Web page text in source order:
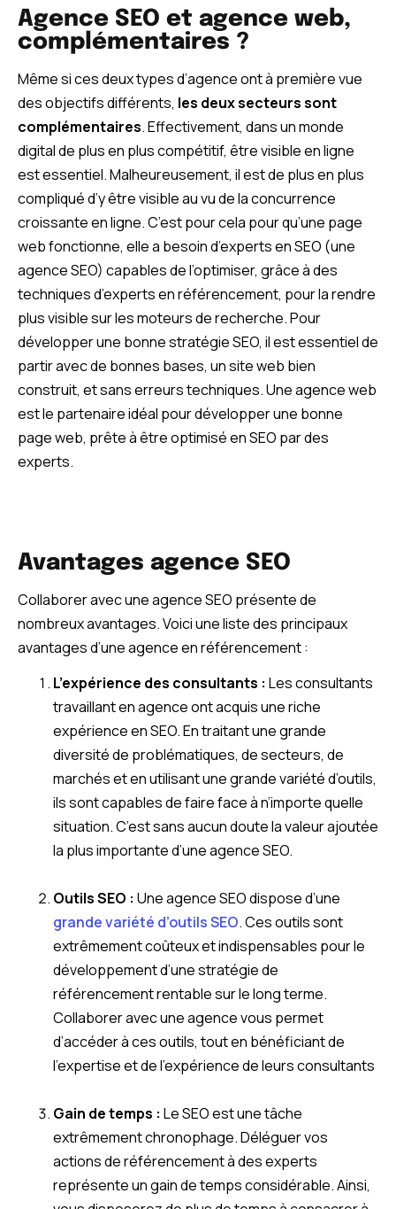
Agence SEO et agence web,
complémentaires ?
Même si ces deux types d’agence ont à première vue
des objectifs différents, les deux secteurs sont
complémentaires. Effectivement, dans un monde
digital de plus en plus compétitif, être visible en ligne
est essentiel. Malheureusement, il est de plus en plus
compliqué d’y être visible au vu de la concurrence
croissante en ligne. C’est pour cela pour qu’une page
web fonctionne, elle a besoin d’experts en SEO (une
agence SEO) capables de l’optimiser, grâce à des
techniques d’experts en référencement, pour la rendre
plus visible sur les moteurs de recherche. Pour
développer une bonne stratégie SEO, il est essentiel de
partir avec de bonnes bases, un site web bien
construit, et sans erreurs techniques. Une agence web
est le partenaire idéal pour développer une bonne
page web, prête à être optimisé en SEO par des
experts.
Avantages agence SEO
Collaborer avec une agence SEO présente de
nombreux avantages. Voici une liste des principaux
avantages d’une agence en référencement :
L’expérience des consultants : Les consultants
travaillant en agence ont acquis une riche
expérience en SEO. En traitant une grande
diversité de problématiques, de secteurs, de
marchés et en utilisant une grande variété d’outils,
ils sont capables de faire face à n’importe quelle
situation. C’est sans aucun doute la valeur ajoutée
la plus importante d’une agence SEO.
Outils SEO : Une agence SEO dispose d’une
grande variété d’outils SEO. Ces outils sont
extrêmement coûteux et indispensables pour le
développement d’une stratégie de
référencement rentable sur le long terme.
Collaborer avec une agence vous permet
d’accéder à ces outils, tout en bénéficiant de
l’expertise et de l’expérience de leurs consultants
Gain de temps : Le SEO est une tâche
extrêmement chronophage. Déléguer vos
actions de référencement à des experts
représente un gain de temps considérable. Ainsi,